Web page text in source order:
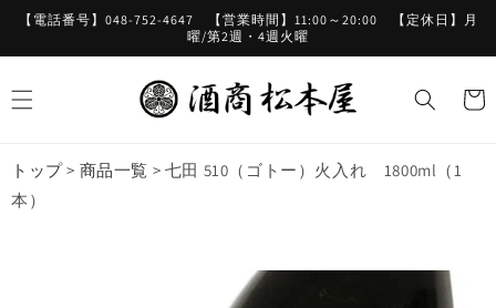
ンツに
【電話番号】048-752-4647 【営業時間】11:00～20:00 【定休日】月
曜/第2週・4週火曜
ー
トップ> 商品一覧 > 七田 510（ゴトー）火入れ 1800ml（1
本）